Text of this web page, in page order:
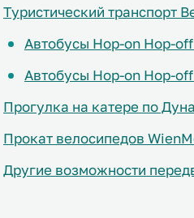
Туристический транспорт
Автобусы Hop-on Hop-
Автобусы Hop-on Hop-
Прогулка на катере по
Прокат велосипедов
Другие возможности